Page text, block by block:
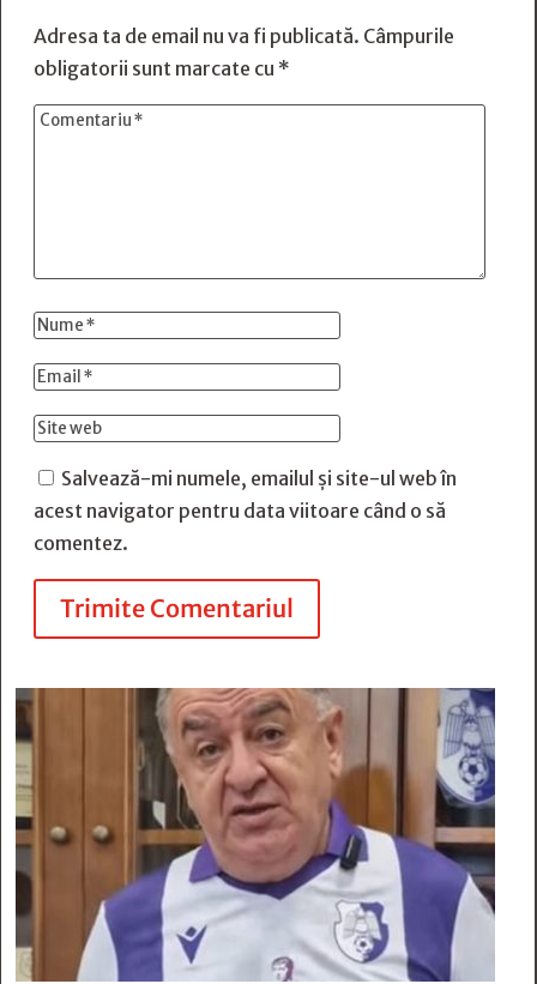
Adresa ta de email nu va fi publicată. Câmpurile
obligatorii sunt marcate cu *
Salvează-mi numele, emailul și site-ul web în
acest navigator pentru data viitoare când o să
comentez.
Trimite Comentariul